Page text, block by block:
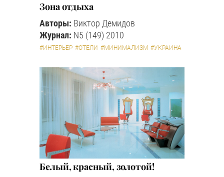
Зона отдыха
Авторы: Виктор Демидов
Журнал: N5 (149) 2010
#ИНТЕРЬЕР #ОТЕЛИ #МИНИМАЛИЗМ #УКРАИНА
Белый, красный, золотой!